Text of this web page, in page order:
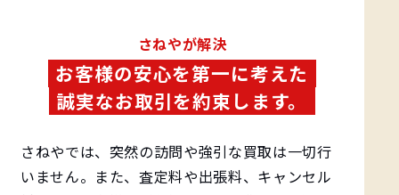
️さねやが解決
お客様の安心を第一に考えた
誠実なお取引を約束します。
さねやでは、突然の訪問や強引な買取は一切行
いません。また、査定料や出張料、キャンセル